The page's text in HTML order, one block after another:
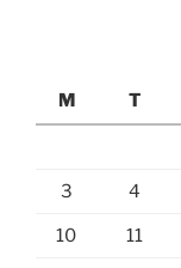
M
T
3 4
10 11